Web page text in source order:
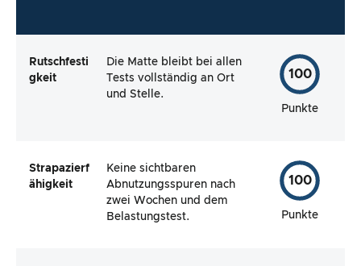
Rutschfesti
gkeit
Die Matte bleibt bei allen
Tests vollständig an Ort
und Stelle.
100
Punkte
Strapazierf
ähigkeit
Keine sichtbaren
Abnutzungsspuren nach
zwei Wochen und dem
Belastungstest.
100
Punkte